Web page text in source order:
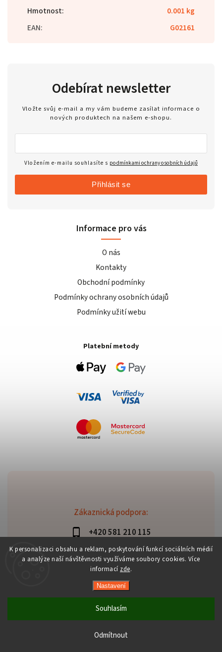
K personalizaci obsahu a reklam, poskytování funkcí sociálních médií
a analýze naší návštěvnosti využíváme soubory cookies. Více
informací zde.
Nastavení
Odmítnout
Souhlasím
Hmotnost:
0.001 kg
EAN: G02161
Zákaznická podpora:
+420 581 210 115
info@davaztechnik.cz
Odebírat newsletter
Vložte svůj e-mail a my vám budeme zasílat informace o
nových produktech na našem e-shopu.
Vložením e-mailu souhlasíte s podmínkami ochrany osobních údajů
Přihlásit se
Informace pro vás
O nás
Kontakty
Obchodní podmínky
Podmínky ochrany osobních údajů
Podmínky užití webu
Platební metody
Copyright 2026Daniš Davaztechnik. Všechna práva